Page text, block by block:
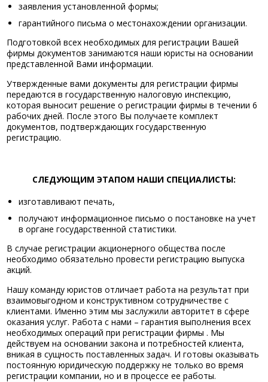
заявления установленной формы;
гарантийного письма о местонахождении организации.
Подготовкой всех необходимых для регистрации Вашей
фирмы документов занимаются наши юристы на основании
представленной Вами информации.
Утвержденные вами документы для регистрации фирмы
передаются в государственную налоговую инспекцию,
которая выносит решение о регистрации фирмы в течении 6
рабочих дней. После этого Вы получаете комплект
документов, подтверждающих государственную
регистрацию.
СЛЕДУЮЩИМ ЭТАПОМ НАШИ СПЕЦИАЛИСТЫ:
изготавливают печать,
получают информационное письмо о постановке на учет
в органе государственной статистики.
В случае регистрации акционерного общества после
необходимо обязательно провести регистрацию выпуска
акций.
Нашу команду юристов отличает работа на результат при
взаимовыгодном и конструктивном сотрудничестве с
клиентами. Именно этим мы заслужили авторитет в сфере
оказания услуг. Работа с нами – гарантия выполнения всех
необходимых операций при регистрации фирмы . Мы
действуем на основании закона и потребностей клиента,
вникая в сущность поставленных задач. И готовы оказывать
постоянную юридическую поддержку не только во время
регистрации компании, но и в процессе ее работы.